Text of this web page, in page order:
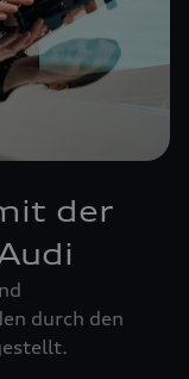
der
durch den